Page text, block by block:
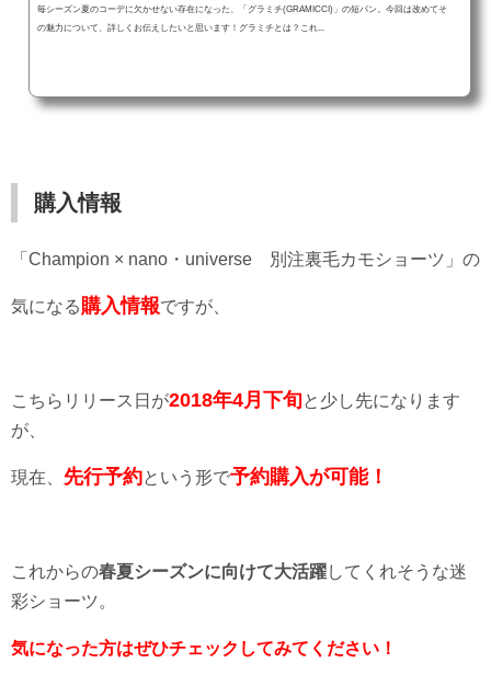
毎シーズン夏のコーデに欠かせない存在になった、「グラミチ(GRAMICCI)」の短パン。今回は改めてそ
の魅力について、詳しくお伝えしたいと思います！グラミチとは？これ...
購入情報
「Champion × nano・universe 別注裏毛カモショーツ」の
気になる購入情報ですが、
こちらリリース日が2018年4月下旬と少し先になります
が、
現在、 先行予約という形で予約購入が可能！
これからの春夏シーズンに向けて大活躍してくれそうな迷
彩ショーツ。
気になった方はぜひチェックしてみてください！